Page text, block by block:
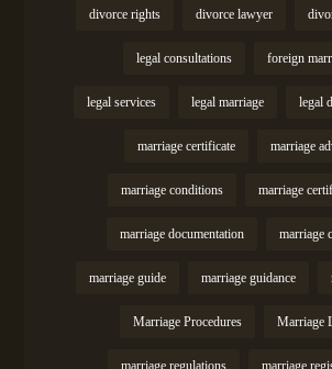
divorce lawyer
divorce rights
foreign
legal consultations
legal
legal marriage
legal services
marriage
marriage certificate
marriage
marriage conditions
marriage
marriage documentation
marriage guidance
marriage guide
Marriage
Marriage Procedures
marriage
marriage regulations